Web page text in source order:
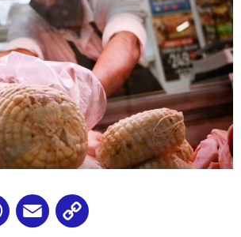
WhatsApp
Email